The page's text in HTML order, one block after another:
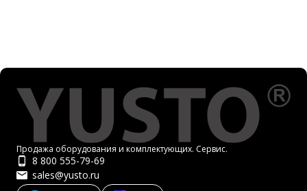
Продажа оборудования и комплектующих. Сервис.
8 800 555-79-69
sales@yusto.ru